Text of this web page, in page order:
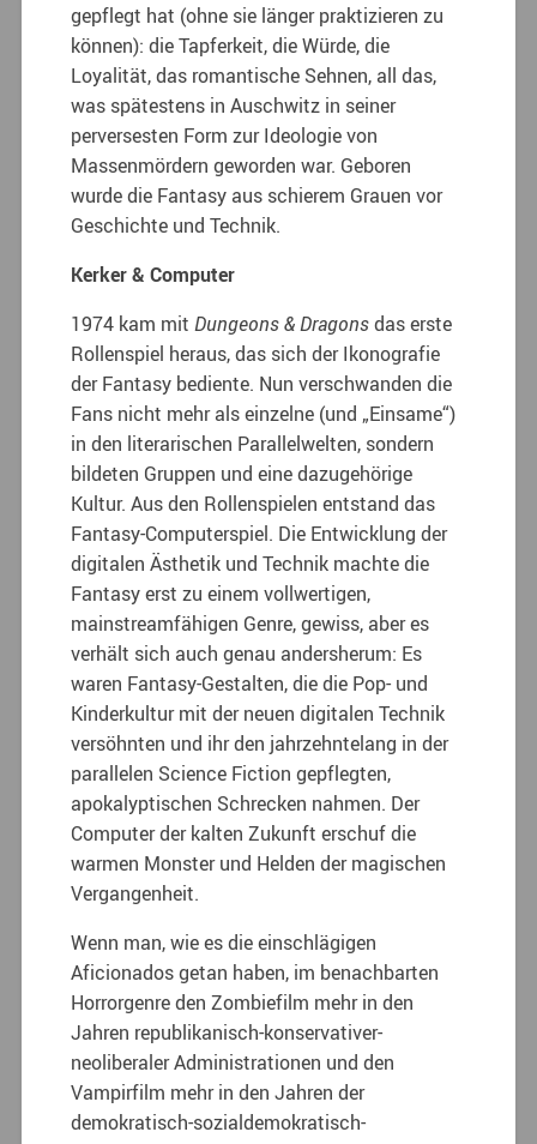
gepflegt hat (ohne sie länger praktizieren zu
können): die Tapferkeit, die Würde, die
Loyalität, das romantische Sehnen, all das,
was spätestens in Auschwitz in seiner
perversesten Form zur Ideologie von
Massenmördern geworden war. Geboren
wurde die Fantasy aus schierem Grauen vor
Geschichte und Technik.
Kerker & Computer
1974 kam mitDungeons & Dragonsdas erste
Rollenspiel heraus, das sich der Ikonografie
der Fantasy bediente. Nun verschwanden die
Fans nicht mehr als einzelne (und „Einsame“)
in den literarischen Parallelwelten, sondern
bildeten Gruppen und eine dazugehörige
Kultur. Aus den Rollenspielen entstand das
Fantasy-Computerspiel. Die Entwicklung der
digitalen Ästhetik und Technik machte die
Fantasy erst zu einem vollwertigen,
mainstreamfähigen Genre, gewiss, aber es
verhält sich auch genau andersherum: Es
waren Fantasy-Gestalten, die die Pop- und
Kinderkultur mit der neuen digitalen Technik
versöhnten und ihr den jahrzehntelang in der
parallelen Science Fiction gepflegten,
apokalyptischen Schrecken nahmen. Der
Computer der kalten Zukunft erschuf die
warmen Monster und Helden der magischen
Vergangenheit.
Wenn man, wie es die einschlägigen
Aficionados getan haben, im benachbarten
Horrorgenre den Zombiefilm mehr in den
Jahren republikanisch-konservativer-
neoliberaler Administrationen und den
Vampirfilm mehr in den Jahren der
demokratisch-sozialdemokratisch-